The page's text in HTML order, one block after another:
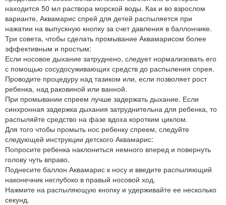
находится 50 мл раствора морской воды. Как и во взрослом
варианте, Аквамарис спрей для детей распыляется при
нажатии на выпускную кнопку за счет давления в баллончике.
Три совета, чтобы сделать промывание Аквамарисом более
эффективным и простым:
Если носовое дыхание затруднено, следует нормализовать его
с помощью сосудосуживающих средств до распыления спрея.
Проводите процедуру над тазиком или, если позволяет рост
ребенка, над раковиной или ванной.
При промывании спреем лучше задержать дыхание. Если
синхронная задержка дыхания затруднительна для ребенка, то
распыляйте средство на фазе вдоха коротким циклом.
Для того чтобы промыть нос ребенку спреем, следуйте
следующей инструкции детского Аквамарис:
Попросите ребенка наклониться немного вперед и повернуть
голову чуть вправо.
Поднесите баллон Аквамарис к носу и введите распыляющий
наконечник неглубоко в правый носовой ход.
Нажмите на распыляющую кнопку и удерживайте ее несколько
секунд.